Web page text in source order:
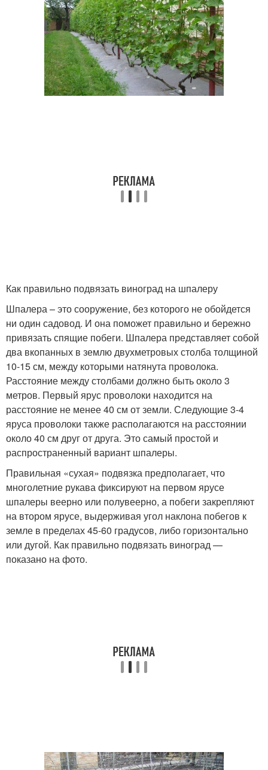
Как правильно подвязать виноград на шпалеру
Шпалера – это сооружение, без которого не обойдется
ни один садовод. И она поможет правильно и бережно
привязать спящие побеги. Шпалера представляет собой
два вкопанных в землю двухметровых столба толщиной
10-15 см, между которыми натянута проволока.
Расстояние между столбами должно быть около 3
метров. Первый ярус проволоки находится на
расстояние не менее 40 см от земли. Следующие 3-4
яруса проволоки также располагаются на расстоянии
около 40 см друг от друга. Это самый простой и
распространенный вариант шпалеры.
Правильная «сухая» подвязка предполагает, что
многолетние рукава фиксируют на первом ярусе
шпалеры веерно или полувеерно, а побеги закрепляют
на втором ярусе, выдерживая угол наклона побегов к
земле в пределах 45-60 градусов, либо горизонтально
или дугой. Как правильно подвязать виноград —
показано на фото.